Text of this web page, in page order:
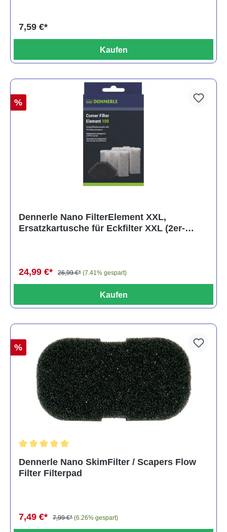
7,59 €*
Kaufen
%
Dennerle Nano FilterElement XXL,
Ersatzkartusche für Eckfilter XXL (2er-
24,99 €* 26,99 €* (7.41% gespart)
Kaufen
%
Dennerle Nano SkimFilter / Scapers Flow
Filter Filterpad
7,49 €* 7,99 €* (6.26% gespart)